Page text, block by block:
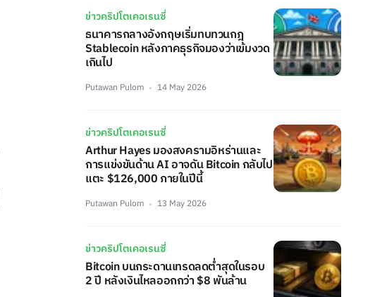
ข่าวคริปโตเคอเรนซี่
ธนาคารกลางอังกฤษเริ่มทบทวนกฎ
Stablecoin หลังภาคธุรกิจมองว่าเข้มงวด
เกินไป
Putawan Pulom 14 May 2026
ข่าวคริปโตเคอเรนซี่
Arthur Hayes มองสงครามอิหร่านและ
การแข่งขันด้าน AI อาจดัน Bitcoin กลับไป
แตะ $126,000 ภายในปีนี้
Putawan Pulom 13 May 2026
ข่าวคริปโตเคอเรนซี่
Bitcoin บนกระดานเทรดลดต่ำสุดในรอบ
2 ปี หลังเงินไหลออกกว่า $8 พันล้าน